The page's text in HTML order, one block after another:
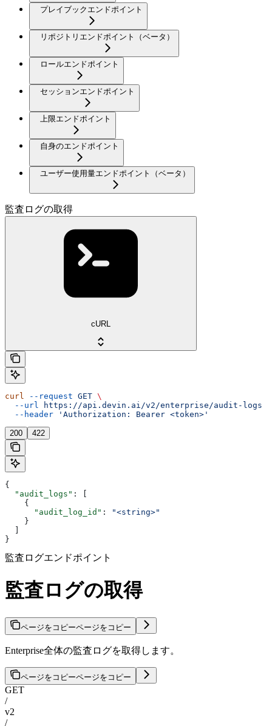
プレイブックエンドポイント
リポジトリエンドポイント（ベータ）
ロールエンドポイント
セッションエンドポイント
上限エンドポイント
自身のエンドポイント
ユーザー使用量エンドポイント（ベータ）
監査ログの取得
cURL
curl --request GET \
  --url
https://api.devin.ai/v2/enterprise/audit-logs
  --header
'Authorization: Bearer <token>'
200 422
{
  "audit_logs"
: [
    {
      "audit_log_id"
:
"<string>"
    }
}
監査ログエンドポイント
監査ログの取得
ページをコピーページをコピー
Enterprise全体の監査ログを取得します。
ページをコピーページをコピー
GET
/
v2
/